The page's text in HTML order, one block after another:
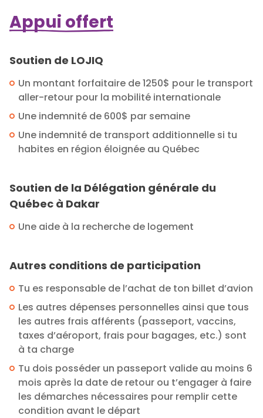
Appui offert
Soutien de LOJIQ
Un montant forfaitaire de 1250$ pour le transport
aller-retour pour la mobilité internationale
Une indemnité de 600$ par semaine
Une indemnité de transport additionnelle si tu
habites en région éloignée au Québec
Soutien de la Délégation générale du
Québec à Dakar
Une aide à la recherche de logement
Autres conditions de participation
Tu es responsable de l’achat de ton billet d’avion
Les autres dépenses personnelles ainsi que tous
les autres frais afférents (passeport, vaccins,
taxes d’aéroport, frais pour bagages, etc.) sont
à ta charge
Tu dois posséder un passeport valide au moins 6
mois après la date de retour ou t’engager à faire
les démarches nécessaires pour remplir cette
condition avant le départ